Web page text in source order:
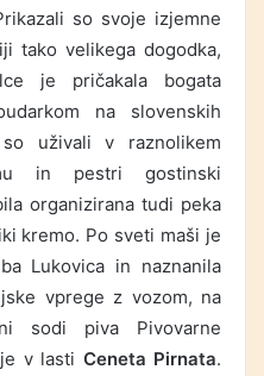
so svoje izjemne
tako velikega dogodka,
je pričakala bogata
na slovenskih
uživali v raznolikem
in pestri gostinski
organizirana tudi peka
kremo. Po sveti maši je
Lukovica in naznanila
vprege z vozom, na
sodi piva Pivovarne
v lasti Ceneta Pirnata.